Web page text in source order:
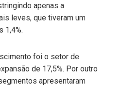
apenas a
leves, que tiveram um
1,4%.
foi o setor de
de 17,5%. Por outro
apresentaram